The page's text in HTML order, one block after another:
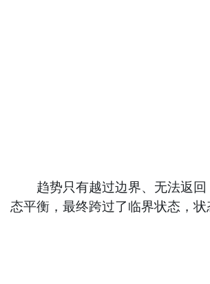
趋势只有越过边界、无法返回
态平衡，最终跨过了临界状态，